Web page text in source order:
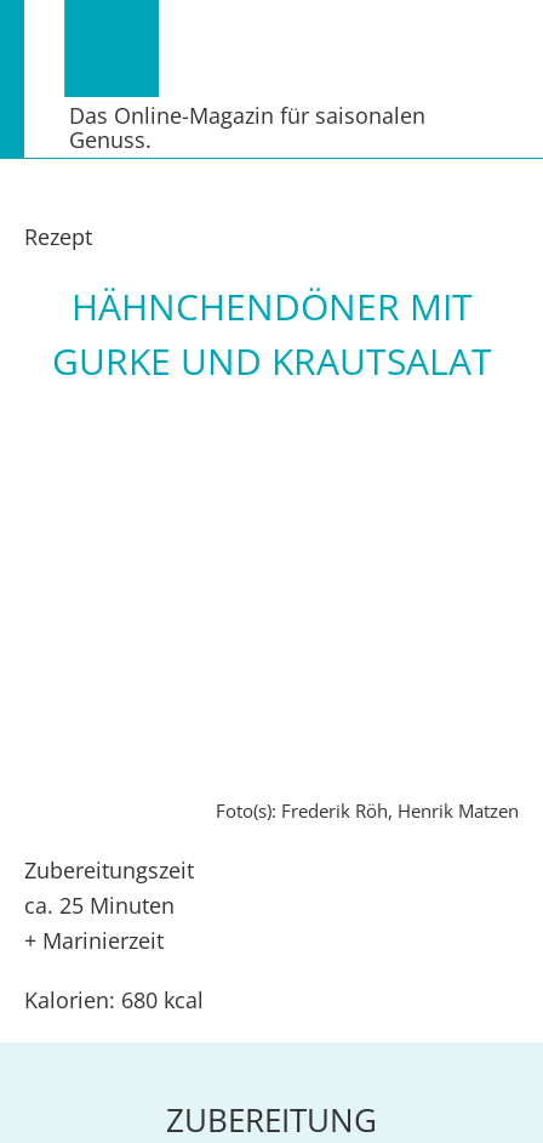
Das Online-Magazin für saisonalen
Genuss.
Rezept
HÄHNCHENDÖNER MIT
GURKE UND KRAUTSALAT
Foto(s): Frederik Röh, Henrik Matzen
Zubereitungszeit
ca. 25 Minuten
+ Marinierzeit
Kalorien: 680 kcal
ZUBEREITUNG